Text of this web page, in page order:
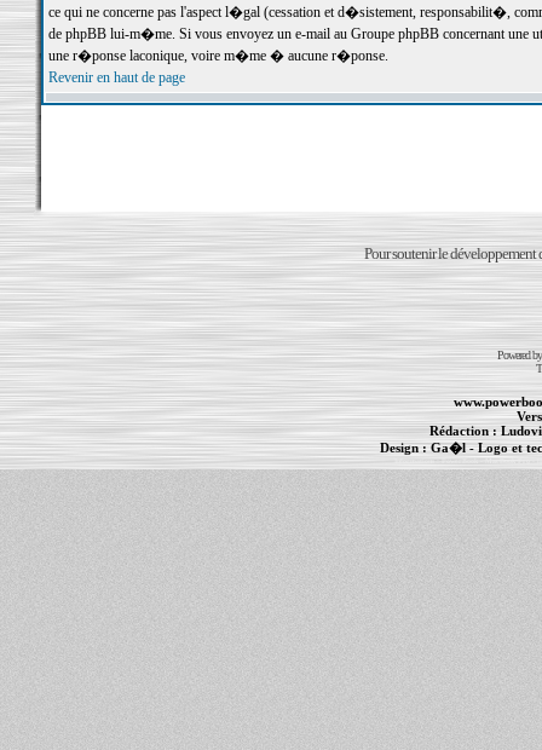
ce qui ne concerne pas l'aspect l�gal (cessation et d�sistement, responsabilit�,
de phpBB lui-m�me. Si vous envoyez un e-mail au Groupe phpBB concernant une
une r�ponse laconique, voire m�me � aucune r�ponse.
Revenir en haut de page
Pour soutenir le développement
Powered
Rédaction :
Design :Ga�l- Logo et
Informations :